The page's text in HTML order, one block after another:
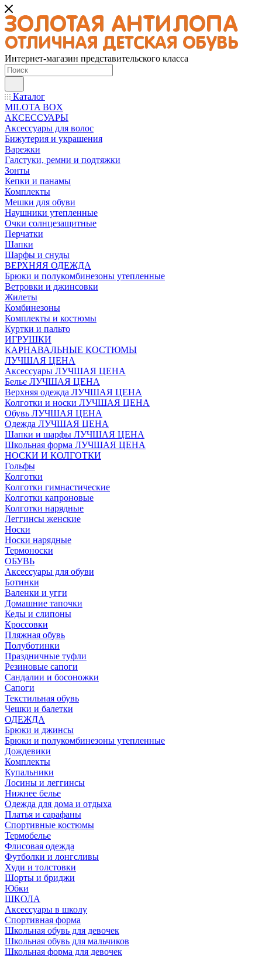
Интернет-магазин представительского класса
Каталог
MILOTA BOX
АКСЕССУАРЫ
Аксессуары для волос
Бижутерия и украшения
Варежки
Галстуки, ремни и подтяжки
Зонты
Кепки и панамы
Комплекты
Мешки для обуви
Наушники утепленные
Очки солнцезащитные
Перчатки
Шапки
Шарфы и снуды
ВЕРХНЯЯ ОДЕЖДА
Брюки и полукомбинезоны утепленные
Ветровки и джинсовки
Жилеты
Комбинезоны
Комплекты и костюмы
Куртки и пальто
ИГРУШКИ
КАРНАВАЛЬНЫЕ КОСТЮМЫ
ЛУЧШАЯ ЦЕНА
Аксессуары ЛУЧШАЯ ЦЕНА
Белье ЛУЧШАЯ ЦЕНА
Верхняя одежда ЛУЧШАЯ ЦЕНА
Колготки и носки ЛУЧШАЯ ЦЕНА
Обувь ЛУЧШАЯ ЦЕНА
Одежда ЛУЧШАЯ ЦЕНА
Шапки и шарфы ЛУЧШАЯ ЦЕНА
Школьная форма ЛУЧШАЯ ЦЕНА
НОСКИ И КОЛГОТКИ
Гольфы
Колготки
Колготки гимнастические
Колготки капроновые
Колготки нарядные
Леггинсы женские
Носки
Носки нарядные
Термоноски
ОБУВЬ
Аксессуары для обуви
Ботинки
Валенки и угги
Домашние тапочки
Кеды и слипоны
Кроссовки
Пляжная обувь
Полуботинки
Праздничные туфли
Резиновые сапоги
Сандалии и босоножки
Сапоги
Текстильная обувь
Чешки и балетки
ОДЕЖДА
Брюки и джинсы
Брюки и полукомбинезоны утепленные
Дождевики
Комплекты
Купальники
Лосины и леггинсы
Нижнее белье
Одежда для дома и отдыха
Платья и сарафаны
Спортивные костюмы
Термобелье
Флисовая одежда
Футболки и лонгсливы
Худи и толстовки
Шорты и бриджи
Юбки
ШКОЛА
Аксессуары в школу
Спортивная форма
Школьная обувь для девочек
Школьная обувь для мальчиков
Школьная форма для девочек